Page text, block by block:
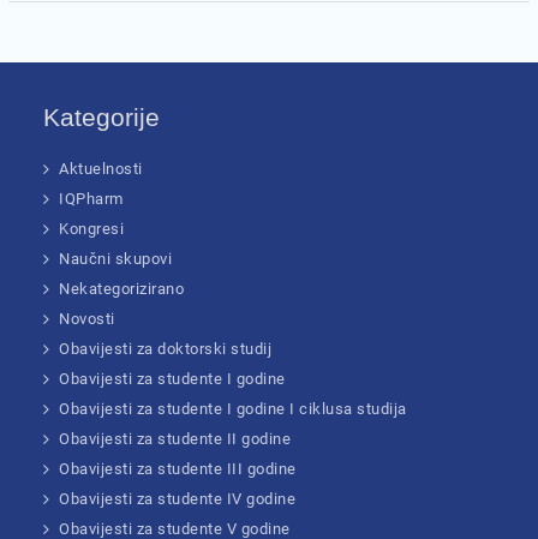
Kategorije
Aktuelnosti
IQPharm
Kongresi
Naučni skupovi
Nekategorizirano
Novosti
Obavijesti za doktorski studij
Obavijesti za studente I godine
Obavijesti za studente I godine I ciklusa studija
Obavijesti za studente II godine
Obavijesti za studente III godine
Obavijesti za studente IV godine
Obavijesti za studente V godine